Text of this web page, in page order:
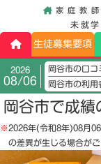
家庭教
未就学
生徒募集要項
2026
08/06
岡谷市の口コ
岡谷市の利用
岡谷市で成績
※2026年(令和8年)08月
の差異が生じる場合がご